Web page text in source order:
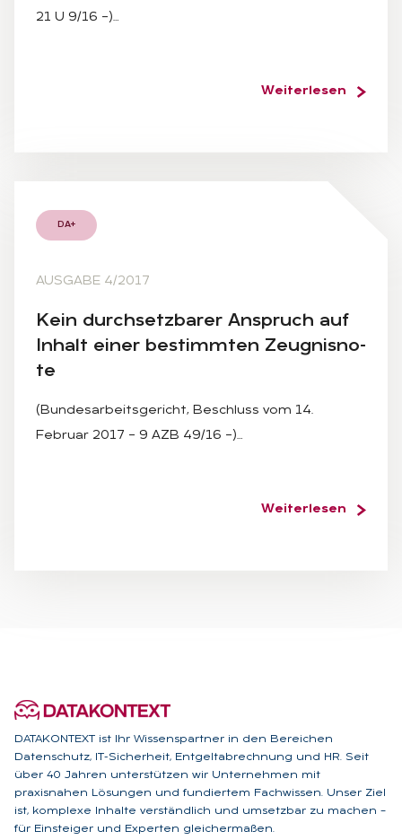
21 U 9/16 –)…
Weiterlesen
DA+
AUSGABE 4/2017
Kein durch­setz­ba­rer An­spruch auf
In­halt ei­ner be­stimm­ten Zeug­nis­no­
te
(Bundesarbeitsgericht, Beschluss vom 14.
Februar 2017 – 9 AZB 49/16 –)…
Weiterlesen
DATAKONTEXT ist Ihr Wissenspartner in den Bereichen
Datenschutz, IT-Sicherheit, Entgeltabrechnung und HR. Seit
über 40 Jahren unterstützen wir Unternehmen mit
praxisnahen Lösungen und fundiertem Fachwissen. Unser Ziel
ist, komplexe Inhalte verständlich und umsetzbar zu machen –
für Einsteiger und Experten gleichermaßen.